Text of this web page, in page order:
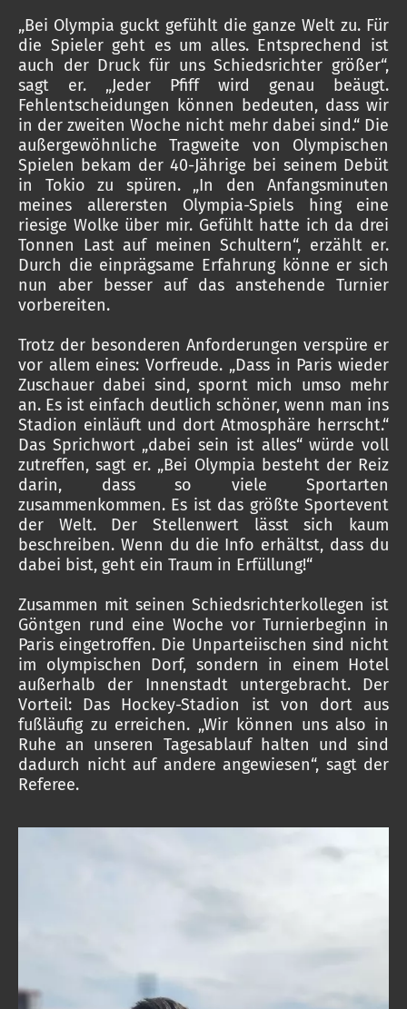
„Bei Olympia guckt gefühlt die ganze Welt zu. Für
die Spieler geht es um alles. Entsprechend ist
auch der Druck für uns Schiedsrichter größer“,
sagt er. „Jeder Pfiff wird genau beäugt.
Fehlentscheidungen können bedeuten, dass wir
in der zweiten Woche nicht mehr dabei sind.“ Die
außergewöhnliche Tragweite von Olympischen
Spielen bekam der 40-Jährige bei seinem Debüt
in Tokio zu spüren. „In den Anfangsminuten
meines allerersten Olympia-Spiels hing eine
riesige Wolke über mir. Gefühlt hatte ich da drei
Tonnen Last auf meinen Schultern“, erzählt er.
Durch die einprägsame Erfahrung könne er sich
nun aber besser auf das anstehende Turnier
vorbereiten.
Trotz der besonderen Anforderungen verspüre er
vor allem eines: Vorfreude. „Dass in Paris wieder
Zuschauer dabei sind, spornt mich umso mehr
an. Es ist einfach deutlich schöner, wenn man ins
Stadion einläuft und dort Atmosphäre herrscht.“
Das Sprichwort „dabei sein ist alles“ würde voll
zutreffen, sagt er. „Bei Olympia besteht der Reiz
darin, dass so viele Sportarten
zusammenkommen. Es ist das größte Sportevent
der Welt. Der Stellenwert lässt sich kaum
beschreiben. Wenn du die Info erhältst, dass du
dabei bist, geht ein Traum in Erfüllung!“
Zusammen mit seinen Schiedsrichterkollegen ist
Göntgen rund eine Woche vor Turnierbeginn in
Paris eingetroffen. Die Unparteiischen sind nicht
im olympischen Dorf, sondern in einem Hotel
außerhalb der Innenstadt untergebracht. Der
Vorteil: Das Hockey-Stadion ist von dort aus
fußläufig zu erreichen. „Wir können uns also in
Ruhe an unseren Tagesablauf halten und sind
dadurch nicht auf andere angewiesen“, sagt der
Referee.